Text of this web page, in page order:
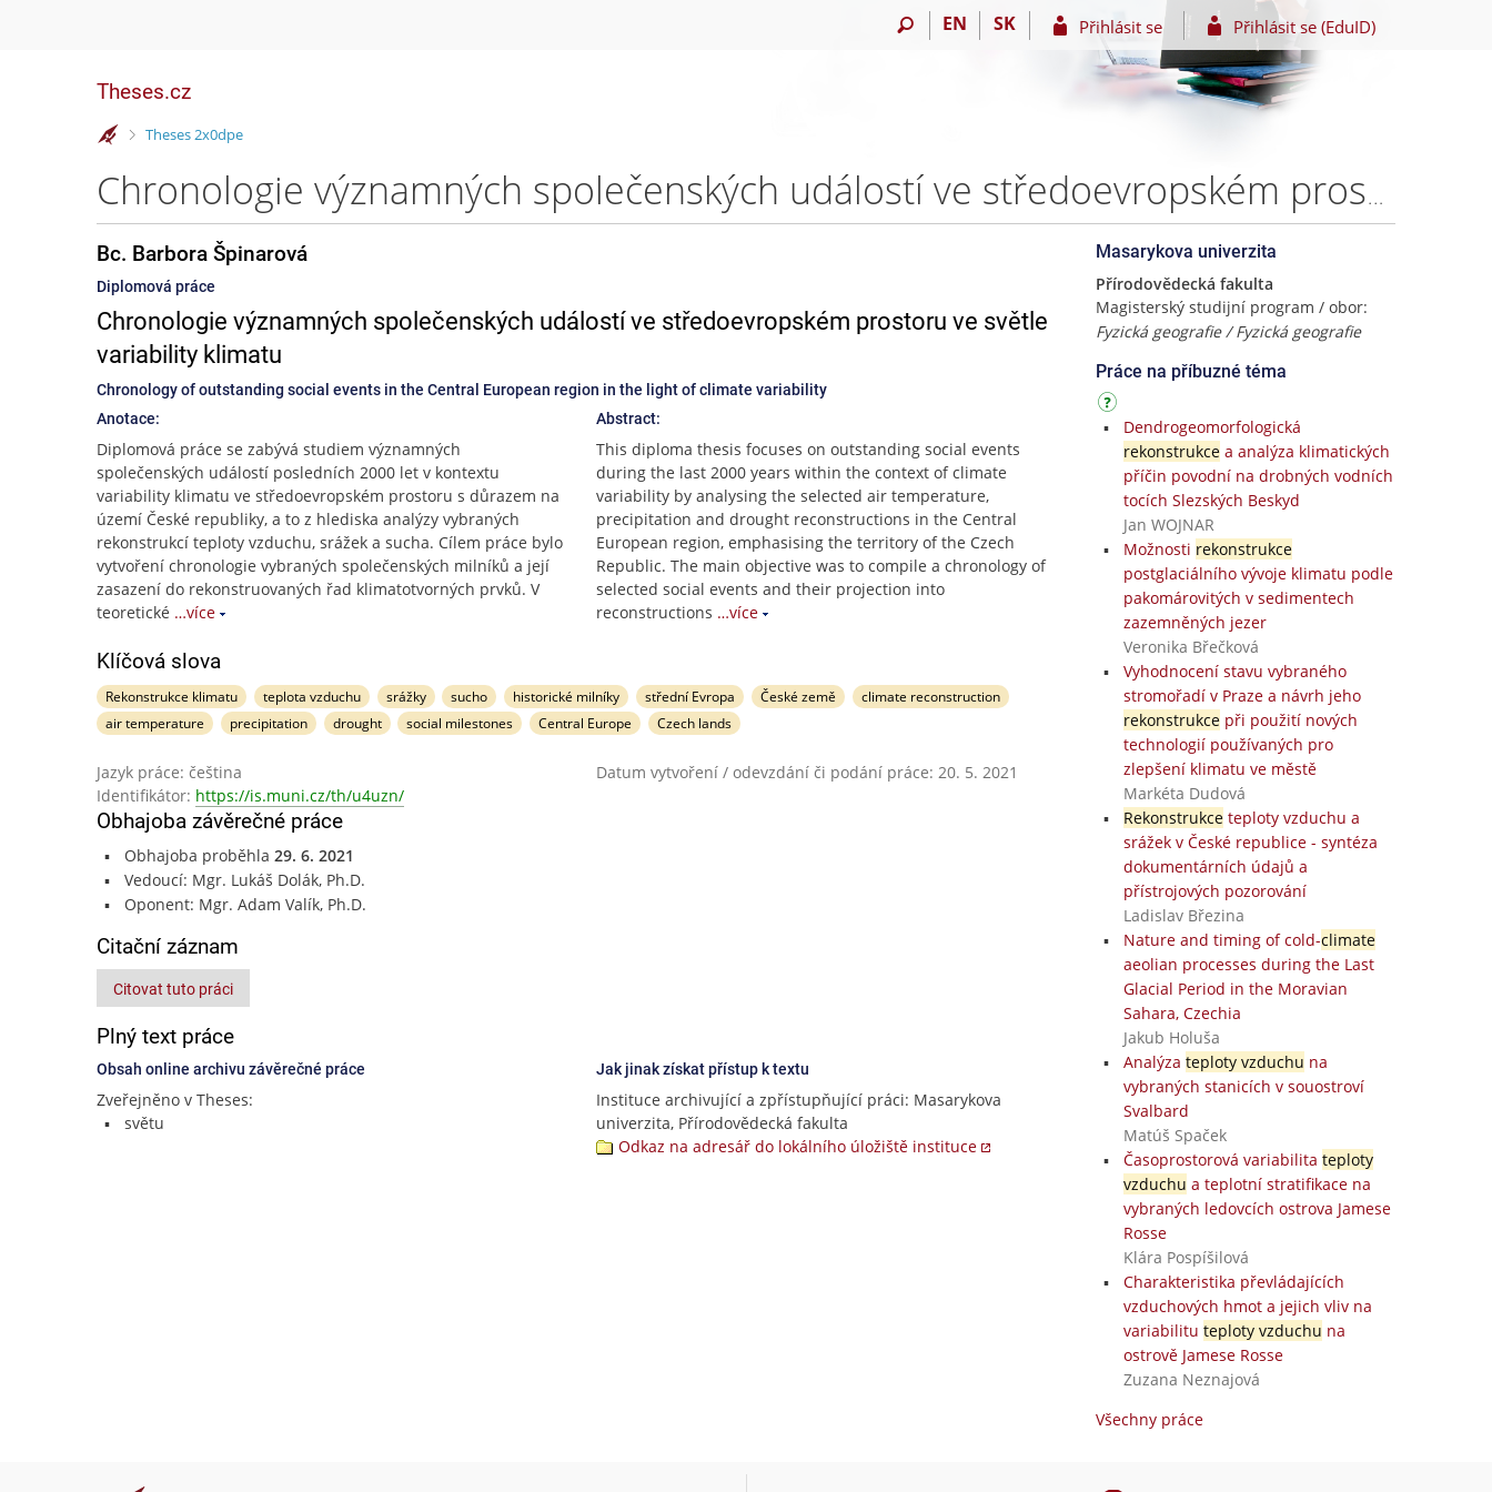
EN SK Přihlásit se Přihlásit se (EduID)
Theses.cz
>
Theses 2x0dpe
Chronologie významných společenských událostí ve středoevropském prostoru ve světle variability klimatu – Bc. Barbora Špinarová
Bc. Barbora Špinarová
Diplomová práce
Chronologie významných společenských událostí ve středoevropském prostoru ve světle
variability klimatu
Chronology of outstanding social events in the Central European region in the light of climate variability
Anotace:
Diplomová práce se zabývá studiem významných
společenských událostí posledních 2000 let v kontextu
variability klimatu ve středoevropském prostoru s důrazem na
území České republiky, a to z hlediska analýzy vybraných
rekonstrukcí teploty vzduchu, srážek a sucha. Cílem práce bylo
vytvoření chronologie vybraných společenských milníků a její
zasazení do rekonstruovaných řad klimatotvorných prvků. V
teoretické …více
Abstract:
This diploma thesis focuses on outstanding social events
during the last 2000 years within the context of climate
variability by analysing the selected air temperature,
precipitation and drought reconstructions in the Central
European region, emphasising the territory of the Czech
Republic. The main objective was to compile a chronology of
selected social events and their projection into
reconstructions …více
Klíčová slova
Rekonstrukce klimatu teplota vzduchu srážky sucho historické milníky střední Evropa České země
climate reconstruction
air temperature
precipitation drought social milestones Central Europe Czech lands
Jazyk práce: čeština
Datum vytvoření / odevzdání či podání práce: 20. 5. 2021
Identifikátor: https://is.muni.cz/th/u4uzn/
Obhajoba závěrečné práce
Obhajoba proběhla 29. 6. 2021
Vedoucí: Mgr. Lukáš Dolák, Ph.D.
Oponent: Mgr. Adam Valík, Ph.D.
Citační záznam
Citovat tuto práci
Plný text práce
Obsah online archivu závěrečné práce
Zveřejněno v Theses:
světu
Jak jinak získat přístup k textu
Instituce archivující a zpřístupňující práci: Masarykova
univerzita, Přírodovědecká fakulta
Odkaz na adresář do lokálního úložiště instituce
Masarykova univerzita
Přírodovědecká fakulta
Magisterský studijní program / obor:
Fyzická geografie / Fyzická geografie
Práce na příbuzné téma
Dendrogeomorfologická
rekonstrukcea analýza klimatických
příčin povodní na drobných vodních
tocích Slezských Beskyd
Jan WOJNAR
Možnosti rekonstrukce
postglaciálního vývoje klimatu podle
pakomárovitých v sedimentech
zazemněných jezer
Veronika Břečková
Vyhodnocení stavu vybraného
stromořadí v Praze a návrh jeho
rekonstrukcepři použití nových
technologií používaných pro
zlepšení klimatu ve městě
Markéta Dudová
Rekonstrukceteploty vzduchu a
srážek v České republice - syntéza
dokumentárních údajů a
přístrojových pozorování
Ladislav Březina
Nature and timing of cold-climate
aeolian processes during the Last
Glacial Period in the Moravian
Sahara, Czechia
Jakub Holuša
Analýza teploty vzduchu na
vybraných stanicích v souostroví
Svalbard
Matúš Spaček
Časoprostorová variabilita teploty
vzduchu a teplotní stratifikace na
vybraných ledovcích ostrova Jamese
Rosse
Klára Pospíšilová
Charakteristika převládajících
vzduchových hmot a jejich vliv na
variabilitu teploty vzduchu na
ostrově Jamese Rosse
Zuzana Neznajová
Všechny práce